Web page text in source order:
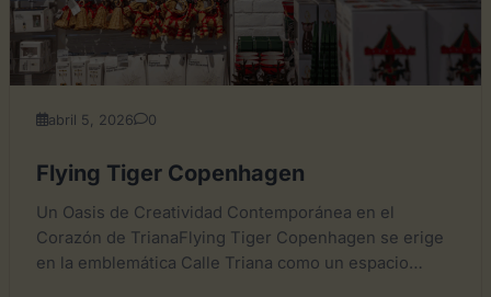
abril 5, 2026 0
Flying Tiger Copenhagen
Un Oasis de Creatividad Contemporánea en el
Corazón de TrianaFlying Tiger Copenhagen se erige
en la emblemática Calle Triana como un espacio